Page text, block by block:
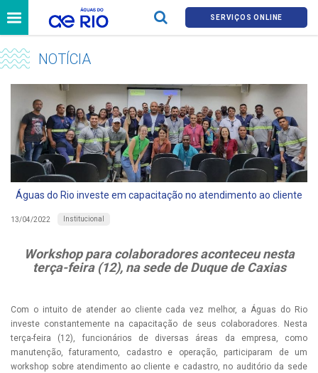
SERVIÇOS ONLINE
NOTÍCIA
Águas do Rio investe em capacitação no atendimento ao cliente
13/04/2022 Institucional
Workshop para colaboradores aconteceu nesta
terça-feira (12), na sede de Duque de Caxias
Com o intuito de atender ao cliente cada vez melhor, a Águas do Rio
investe constantemente na capacitação de seus colaboradores. Nesta
terça-feira (12), funcionários de diversas áreas da empresa, como
manutenção, faturamento, cadastro e operação, participaram de um
workshop sobre atendimento ao cliente e cadastro, no auditório da sede